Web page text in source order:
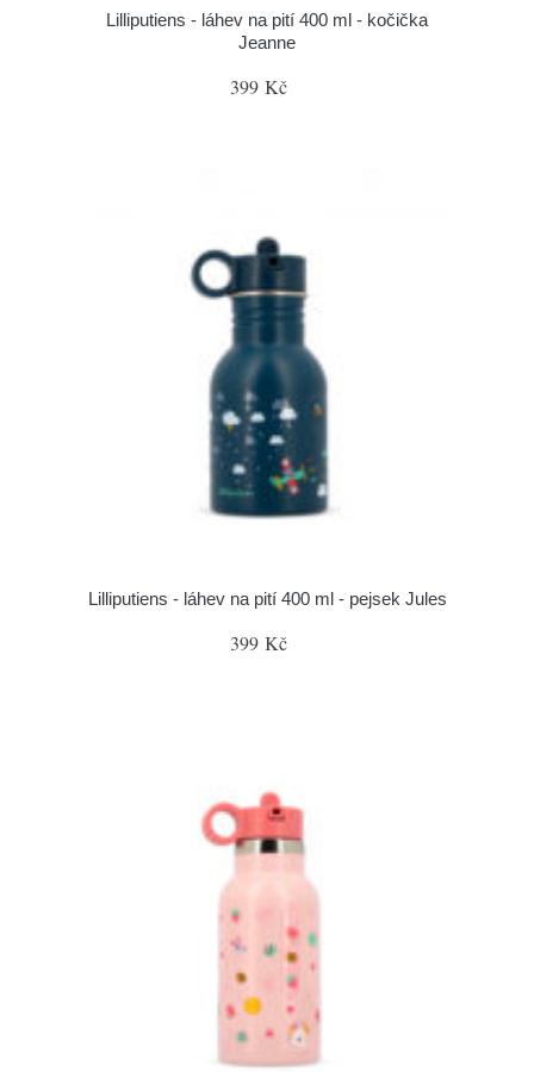
Lilliputiens - láhev na pití 400 ml - kočička
Jeanne
399 Kč
Lilliputiens - láhev na pití 400 ml - pejsek Jules
399 Kč